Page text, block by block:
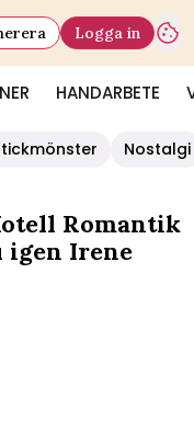
HANDARBETE
Logga in
Nostalgi
Romantik
igen Irene